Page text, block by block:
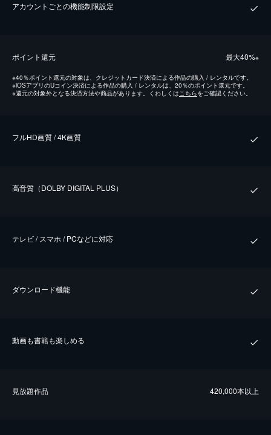
アカウントごとの機能制限設定
ポイント還元 最⼤40%※
※40％ポイント還元の対象は、クレジットカード決済による作品の購入 / レンタルです。
※iOSアプリのUコイン決済による作品の購入 / レンタルは、20％のポイント還元です。
※還元の対象外となる決済方法や商品があります。くわしくはこちらをご確認ください。
フルHD画質 / 4K画質
⾼⾳質（DOLBY DIGITAL PLUS）
テレビ / スマホ / PCなどに対応
ダウンロード機能
動画も書籍も楽しめる
⾒放題作品 420,000本以上